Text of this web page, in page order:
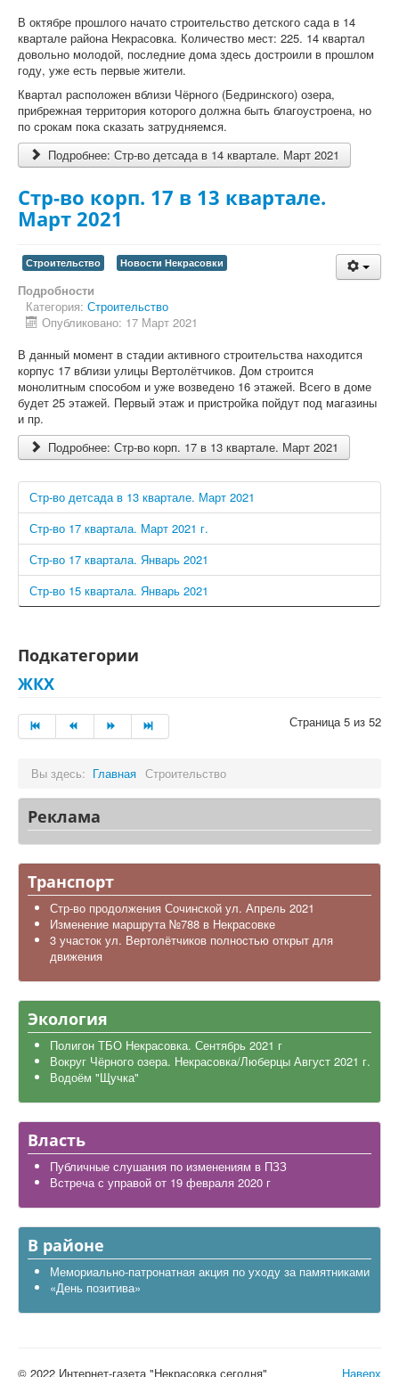
В октябре прошлого начато строительство детского сада в 14
квартале района Некрасовка. Количество мест: 225. 14 квартал
довольно молодой, последние дома здесь достроили в прошлом
году, уже есть первые жители.
Квартал расположен вблизи Чёрного (Бедринского) озера,
прибрежная территория которого должна быть благоустроена, но
по срокам пока сказать затрудняемся.
Подробнее: Стр-во детсада в 14 квартале. Март 2021
Стр-во корп. 17 в 13 квартале.
Март 2021
Строительство Новости Некрасовки
Подробности
Категория: Строительство
Опубликовано: 17 Март 2021
В данный момент в стадии активного строительства находится
корпус 17 вблизи улицы Вертолётчиков. Дом строится
монолитным способом и уже возведено 16 этажей. Всего в доме
будет 25 этажей. Первый этаж и пристройка пойдут под магазины
и пр.
Подробнее: Стр-во корп. 17 в 13 квартале. Март 2021
Стр-во детсада в 13 квартале. Март 2021
Стр-во 17 квартала. Март 2021 г.
Стр-во 17 квартала. Январь 2021
Стр-во 15 квартала. Январь 2021
Подкатегории
ЖКХ
Страница 5 из 52
Вы здесь: Главная Строительство
Реклама
Транспорт
Стр-во продолжения Сочинской ул. Апрель 2021
Изменение маршрута №788 в Некрасовке
3 участок ул. Вертолётчиков полностью открыт для
движения
Экология
Полигон ТБО Некрасовка. Сентябрь 2021 г
Вокруг Чёрного озера. Некрасовка/Люберцы Август 2021 г.
Водоём "Щучка"
Власть
Публичные слушания по изменениям в ПЗЗ
Встреча с управой от 19 февраля 2020 г
В районе
Мемориально-патронатная акция по уходу за памятниками
«День позитива»
Наверх
© 2022 Интернет-газета "Некрасовка сегодня"